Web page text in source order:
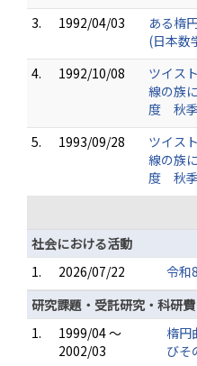
3.
1992/04/03
ある楕
(日本
4.
1992/10/08
ツイス
線の族
度 秋季
5.
1993/09/28
ツイス
線の族
度 秋季
社会における活動
1.
2026/07/22
令和
研究課題・受託研究・科研費
1.
1999/04 ～
2002/03
楕円
びそ